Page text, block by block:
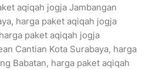
aqiqah jogja Jambangan
harga paket aqiqah jogja
paket aqiqah jogja
Cantian Kota Surabaya, harga
Babatan, harga paket aqiqah